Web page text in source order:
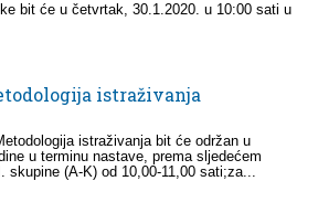
bit će u četvrtak, 30.1.2020. u 10:00 sati u
istraživanja
istraživanja bit će održan u
u terminu nastave, prema sljedećem
skupine (A-K) od 10,00-11,00 sati;za...